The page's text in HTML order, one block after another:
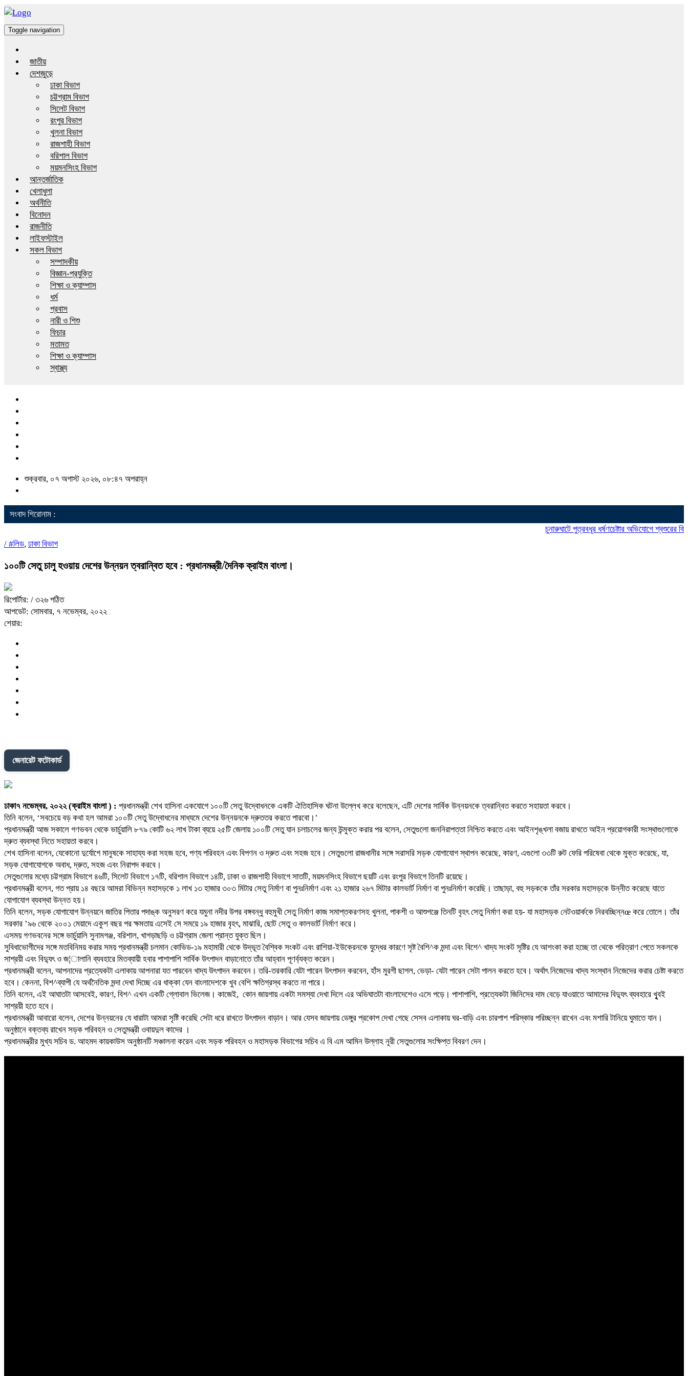
Toggle navigation
জাতীয়
দেশজুড়ে
ঢাকা বিভাগ
চট্টগ্রাম বিভাগ
সিলেট বিভাগ
রংপুর বিভাগ
খুলনা বিভাগ
রাজশাহী বিভাগ
বরিশাল বিভাগ
ময়মনসিংহ বিভাগ
আন্তর্জাতিক
খেলাধুলা
অর্থনীতি
বিনোদন
রাজনীতি
লাইফস্টাইল
সকল বিভাগ
সম্পাদকীয়
বিজ্ঞান-প্রযুক্তি
শিক্ষা ও ক্যাম্পাস
ধর্ম
প্রবাস
নারী ও শিশু
ফিচার
মতামত
শিক্ষা ও ক্যাম্পাস
স্বাস্থ্য
শুক্রবার, ০৭ অগাস্ট ২০২৬, ০৮:৪৭ অপরাহ্ন
সংবাদ শিরোনাম :
চুনারুঘাটে পুত্রবধূর ধর্ষণচেষ্টার অভিযোগে শ্বশুরের
/ #লিড, ঢাকা বিভাগ
১০০টি সেতু চালু হওয়ায় দেশের উন্নয়ন ত্বরান্বিত হবে : প্রধানমন্ত্রী/দৈনিক ক্রাইম বাংলা।
রিপোর্টার: / ৩২৬ পঠিত
আপডেট: সোমবার, ৭ নভেম্বর, ২০২২
শেয়ার:
জেনারেট ফটোকার্ড
ঢাকা৭ নভেম্বর, ২০২২ (ক্রাইম বাংলা ) : প্রধানমন্ত্রী শেখ হাসিনা একযোগে ১০০টি সেতু উদ্বোধনকে একটি ঐতিহাসিক ঘটনা উল্লেখ করে বলেছেন, এটি দেশের সার্বিক উন্নয়নকে ত্বরান্বিত করতে সহায়তা করবে।
তিনি বলেন, ‘সবচেয়ে বড় কথা হল আমরা ১০০টি সেতু উদ্বোধনের মাধ্যমে দেশের উন্নয়নকে দ্রুততর করতে পারবো।’
প্রধানমন্ত্রী আজ সকালে গণভবন থেকে ভার্চুয়ালি ৮৭৯ কোটি ৬২ লাখ টাকা ব্যয়ে ২৫টি জেলায় ১০০টি সেতু যান চলাচলের জন্য উন্মুক্ত করার পর বলেন, সেতুগুলো জননিরাপত্তা নিশ্চিত করতে এবং আইনশৃঙ্খলা বজায় রাখতে আইন প্রয়োগকারী সংস্থাগুলোকে
দ্রুত ব্যবস্থা নিতে সহায়তা করবে।
শেখ হাসিনা বলেন, যেকোনো দুর্যোগে মানুষকে সাহায্য করা সহজ হবে, পণ্য পরিবহন এবং বিপণন ও দ্রুত এবং সহজ হবে। সেতুগুলো রাজধানীর সঙ্গে সরাসরি সড়ক যোগাযোগ স্থাপন করেছে, কারণ, এগুলো ৩৩টি রুট ফেরি পরিষেবা থেকে মুক্ত করেছে, যা,
সড়ক যোগাযোগকে অবাধ, দ্রুত, সহজ এবং নিরাপদ করবে।
সেতুগুলোর মধ্যে চট্টগ্রাম বিভাগে ৪৬টি, সিলেট বিভাগে ১৭টি, বরিশাল বিভাগে ১৪টি, ঢাকা ও রাজশাহী বিভাগে সাতটি, ময়মনসিংহ বিভাগে ছয়টি এবং রংপুর বিভাগে তিনটি রয়েছে।
প্রধানমন্ত্রী বলেন, গত প্রায় ১৪ বছরে আমরা বিভিন্ন মহাসড়কে ১ লাখ ১৩ হাজার ৩০৩ মিটার সেতু নির্মাণ বা পুনঃনির্মাণ এবং ২১ হাজার ২৬৭ মিটার কালভার্ট নির্মাণ বা পুনঃনির্মাণ করেছি। তাছাড়া, বহু সড়ককে তাঁর সরকার মহাসড়কে উন্নীত করেছে যাতে
যোগাযোগ ব্যবস্থা উন্নত হয়।
তিনি বলেন, সড়ক যোগাযোগ উন্নয়নে জাতির পিতার পদাঙ্ক অনুসরণ করে যমুনা নদীর উপর বঙ্গবন্ধু বহুমুখী সেতু নির্মাণ কাজ সমাপ্তকরণসহ খুলনা, পাকশী ও আশুগঞ্জে তিনটি বৃহৎ সেতু নির্মাণ করা হয়- যা মহাসড়ক নেটওয়ার্ককে নিরবচ্ছিন্নœ করে তোলে। তাঁর
সরকার ’৯৬ থেকে ২০০১ মেয়াদে একুশ বছর পর ক্ষমতায় এসেই সে সময়ে ১৯ হাজার বৃহৎ, মাঝারি, ছোট সেতু ও কালভার্ট নির্মাণ করে।
এসময় গণভবনের সঙ্গে ভার্চুয়ালি সুনামগঞ্জ, বরিশাল, খাগড়াছড়ি ও চট্টগ্রাম জেলা প্রান্ত যুক্ত ছিল।
সুবিধাভোগীদের সঙ্গে মতবিনিময় করার সময় প্রধানমন্ত্রী চলমান কোভিড-১৯ মহামারী থেকে উদ্ভূত বৈশ্বিক সংকট এবং রাশিয়া-ইউক্রেনকে যুদ্ধের কারণে সৃষ্ট বৈশি^ক মন্দা এবং বিশে^ খাদ্য সংকট সৃষ্টির যে আশংকা করা হচ্ছে তা থেকে পরিত্রাণ পেতে সকলকে
সাশ্রয়ী এবং বিদ্যুৎ ও জ¦ালানি ব্যবহারে মিতব্যায়ী হবার পাশাপাশি সার্বিক উৎপাদন বাড়ানোতে তাঁর আহ্বান পূণর্ব্যক্ত করেন।
প্রধানমন্ত্রী বলেন, আপনাদের প্রত্যেকটা এলাকায় আপনারা যত পারবেন খাদ্য উৎপাদন করবেন। তরি-তরকারি যেটা পারেন উৎপাদন করবেন, হাঁস মুরগী ছাগল, ভেড়া- যেটা পারেন সেটা পালন করতে হবে। অর্থাৎ নিজেদের খাদ্য সংস্থান নিজেদের করার চেষ্টা করতে
হবে। কেননা, বিশ^ব্যাপী যে অর্থনৈতিক মন্দা দেখা দিচ্ছে এর ধাক্কা যেন বাংলাদেশকে খুব বেশি ক্ষতিগ্রস্থ করতে না পারে।
তিনি বলেন, এই আঘাতটা আসবেই, কারণ, বিশ^ এখন একটি গ্লোবাল ভিলেজ। কাজেই, কোন জায়গায় একটা সমস্যা দেখা দিলে এর অভিঘাতটা বাংলাদেশেও এসে পড়ে। পাশাপাশি, প্রত্যেকটা জিনিসের দাম বেড়ে যাওয়াতে আমাদের বিদ্যুৎ ব্যবহারে খুৃবই
সাশ্রয়ী হতে হবে।
প্রধানমন্ত্রী আবারো বলেন, দেশের উন্নয়নের যে ধারাটা আমরা সৃষ্টি করেছি সেটা ধরে রাখতে উৎপাদন বাড়ান। আর যেসব জায়গায় ডেঙ্গুর প্রকোপ দেখা গেছে সেসব এলাকায় ঘর-বাড়ি এবং চারপাশ পরিস্কার পরিচ্ছন্ন রাখেন এবং মশারি টানিয়ে ঘুমাতে যান।
অনুষ্ঠানে বক্তব্য রাখেন সড়ক পরিবহন ও সেতুমন্ত্রী ওবায়দুল কাদের ।
প্রধানমন্ত্রীর মুখ্য সচিব ড. আহমদ কায়কাউস অনুষ্ঠানটি সঞ্চালনা করেন এবং সড়ক পরিবহন ও মহাসড়ক বিভাগের সচিব এ বি এম আমিন উল্লাহ নূরী সেতুগুলোর সংক্ষিপ্ত বিবরণ দেন।